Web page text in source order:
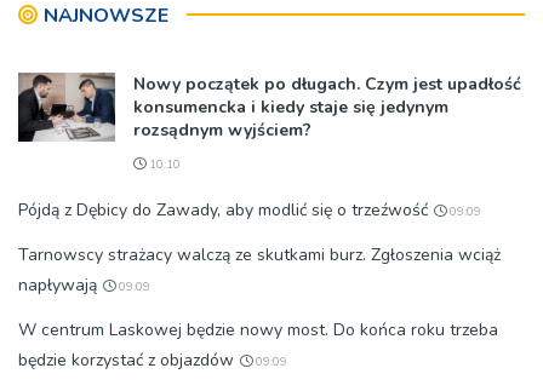
NAJNOWSZE
Nowy początek po długach. Czym jest upadłość
konsumencka i kiedy staje się jedynym
rozsądnym wyjściem?
10:10
Pójdą z Dębicy do Zawady, aby modlić się o trzeźwość 09:09
Tarnowscy strażacy walczą ze skutkami burz. Zgłoszenia wciąż
napływają
09:09
W centrum Laskowej będzie nowy most. Do końca roku trzeba
będzie korzystać z objazdów
09:09